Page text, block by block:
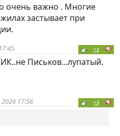
очень важно . Многие
застывает при
+1
Письков...лупатый.
17:56 +3